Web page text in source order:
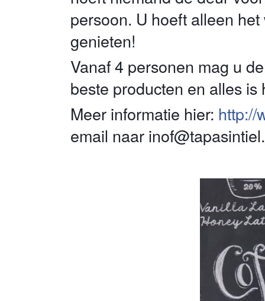
persoon. U hoeft alleen
genieten!
Vanaf 4 personen mag u
beste producten en alles
Meer informatie hier: http://
email naar